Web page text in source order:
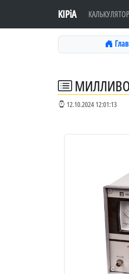
KIPiA
12.10.2024 12:01:13